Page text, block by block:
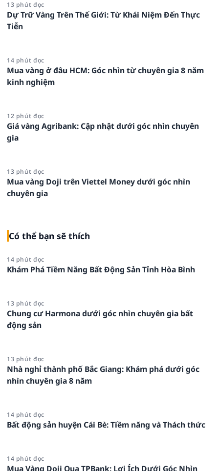
13 phút đọc
Dự Trữ Vàng Trên Thế Giới: Từ Khái Niệm Đến Thực
Tiễn
14 phút đọc
Mua vàng ở đâu HCM: Góc nhìn từ chuyên gia 8 năm
kinh nghiệm
12 phút đọc
Giá vàng Agribank: Cập nhật dưới góc nhìn chuyên
gia
13 phút đọc
Mua vàng Doji trên Viettel Money dưới góc nhìn
chuyên gia
Có thể bạn sẽ thích
14 phút đọc
Khám Phá Tiềm Năng Bất Động Sản Tỉnh Hòa Bình
13 phút đọc
Chung cư Harmona dưới góc nhìn chuyên gia bất
động sản
13 phút đọc
Nhà nghỉ thành phố Bắc Giang: Khám phá dưới góc
nhìn chuyên gia 8 năm
14 phút đọc
Bất động sản huyện Cái Bè: Tiềm năng và Thách thức
14 phút đọc
Mua Vàng Doji Qua TPBank: Lợi Ích Dưới Góc Nhìn